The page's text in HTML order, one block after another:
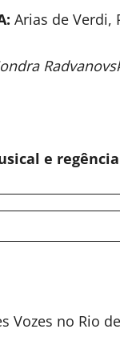
Arias de Verdi,
e
Vozes no Rio